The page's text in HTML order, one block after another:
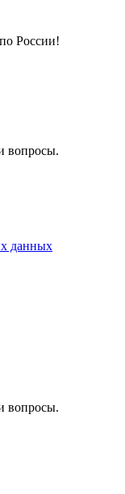
России!
вопросы.
данных
вопросы.